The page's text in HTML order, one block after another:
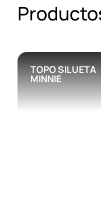
TOPO SILUETA
MINNIE